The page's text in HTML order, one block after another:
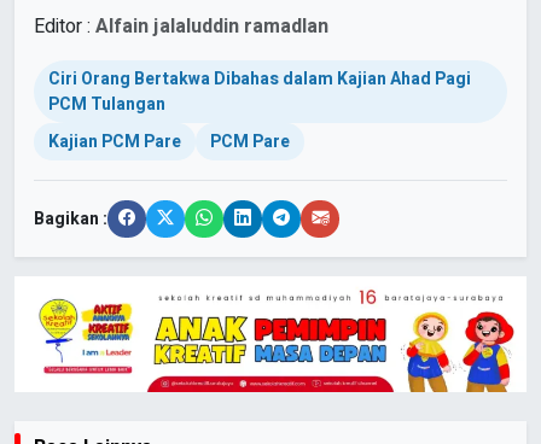
Editor : Alfain jalaluddin ramadlan
Ciri Orang Bertakwa Dibahas dalam Kajian Ahad Pagi
PCM Tulangan
Kajian PCM Pare
PCM Pare
Bagikan :